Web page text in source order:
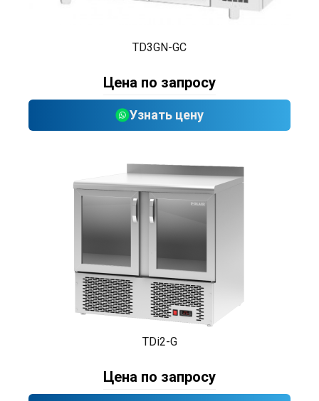
TD3GN-GC
Цена по запросу
Узнать цену
TDi2-G
Цена по запросу